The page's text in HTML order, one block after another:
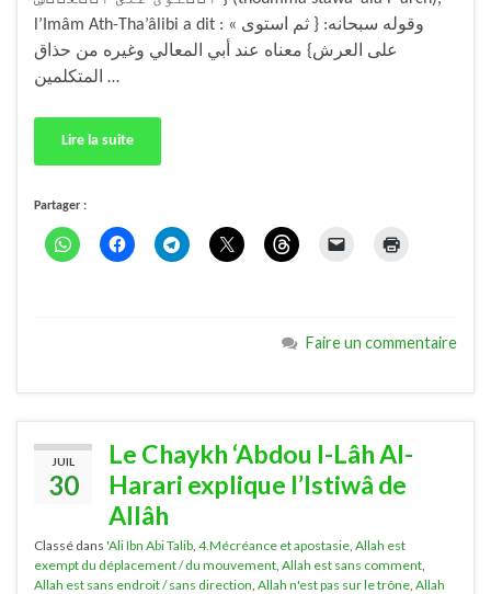
l’Imâm Ath-Tha’âlibi a dit : « وقوله سبحانه:‏ ‏{‏ ثم استوى
على العرش‏}‏ معناه عند أبي المعالي وغيره من حذاق
المتكلمين …
Lire la suite
Partager :
Faire un commentaire
JUIL
30
Le Chaykh ‘Abdou l-Lâh Al-
Harari explique l’Istiwâ de
Allâh
Classé dans 'Ali Ibn Abi Talib 4.Mécréance et apostasie Allah est
exempt du déplacement / du mouvement Allah est sans comment
Allah est sans endroit / sans direction Allah n'est pas sur le trône Allah